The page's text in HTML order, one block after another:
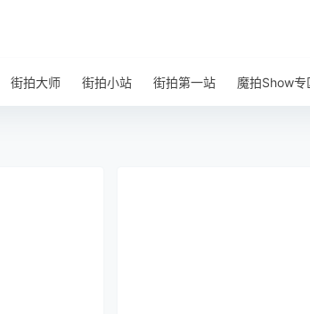
街拍大师 街拍小站 街拍第一站 魔拍Show专